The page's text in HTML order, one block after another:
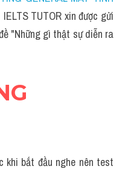
IELTS TUTOR xin được gửi
"Những gì thật sự diễn ra
khi bắt đầu nghe nên test